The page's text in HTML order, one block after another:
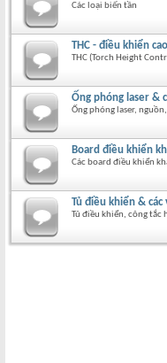
Các loại biến tần
THC - điều khiển
THC (Torch Height
Ống phóng laser &
Ống phóng laser,
Board điều khiển
Các board điều khiển
Tủ điều khiển & các
Tủ điều khiển, công tắc